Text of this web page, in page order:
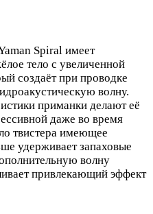
Spiral имеет
тело с увеличенной
создаёт при проводке
волну.
приманки делают её
даже во время
твистера имеющее
удерживает запаховые
волну
привлекающий эффект